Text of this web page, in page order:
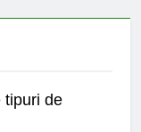
tipuri de